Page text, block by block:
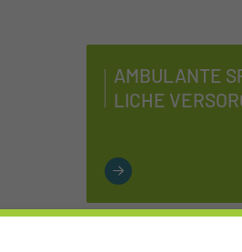
AM­BU­LAN­TE
LI­CHE